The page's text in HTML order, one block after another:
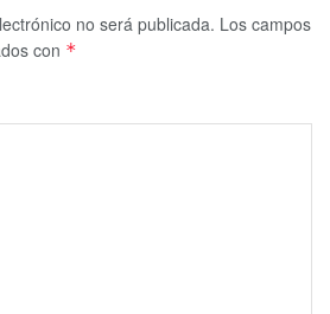
no será publicada. Los campos
con *